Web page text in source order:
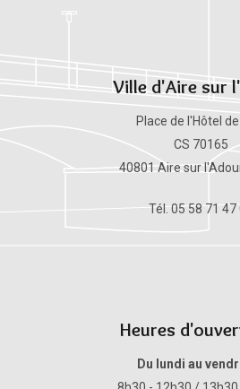
Ville d'Aire sur
Place de l'Hôtel
CS 70165
40801 Aire sur
Tél. 05 58 71 47
Heures
Du lundi au